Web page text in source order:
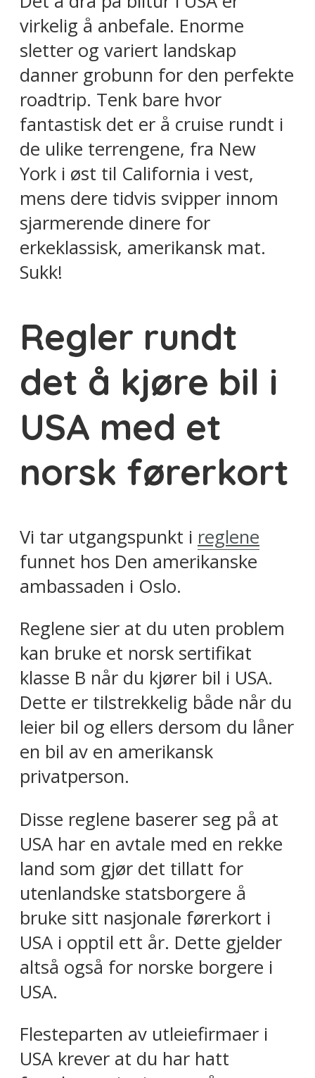
virkelig å anbefale. Enorme
sletter og variert landskap
danner grobunn for den perfekte
roadtrip. Tenk bare hvor
fantastisk det er å cruise rundt i
de ulike terrengene, fra New
York i øst til California i vest,
mens dere tidvis svipper innom
sjarmerende dinere for
erkeklassisk, amerikansk mat.
Sukk!
Regler rundt
det å kjøre bil i
USA med et
norsk førerkort
Vi tar utgangspunkt i reglene
funnet hos Den amerikanske
ambassaden i Oslo.
Reglene sier at du uten problem
kan bruke et norsk sertifikat
klasse B når du kjører bil i USA.
Dette er tilstrekkelig både når du
leier bil og ellers dersom du låner
en bil av en amerikansk
privatperson.
Disse reglene baserer seg på at
USA har en avtale med en rekke
land som gjør det tillatt for
utenlandske statsborgere å
bruke sitt nasjonale førerkort i
USA i opptil ett år. Dette gjelder
altså også for norske borgere i
USA.
Flesteparten av utleiefirmaer i
USA krever at du har hatt